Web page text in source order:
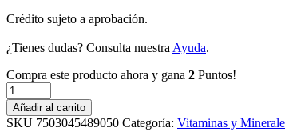
Crédito sujeto a aprobación.
¿Tienes dudas? Consulta nuestraAyuda.
Compra este producto ahora y gana 2 Puntos!
Superlabs
Nutrition
Citrato
de
Añadir al carrito
SKU 7503045489050 Categoría: Vitaminas y